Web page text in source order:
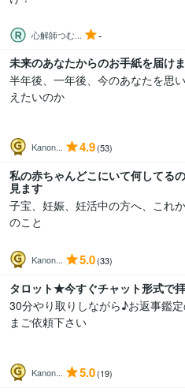
心解師つむ... -
未来のあなたからのお手紙を届け
半年後、一年後、今のあなたを思
えたいのか
Kanon... 4.9(53)
私の赤ちゃんどこにいて何してる
見ます
子宝、妊娠、妊活中の方へ、これ
のこと
Kanon... 5.0(33)
タロット★今すぐチャット形式で
30分やり取りしながら♪お返事鑑
まご依頼下さい
Kanon... 5.0(19)